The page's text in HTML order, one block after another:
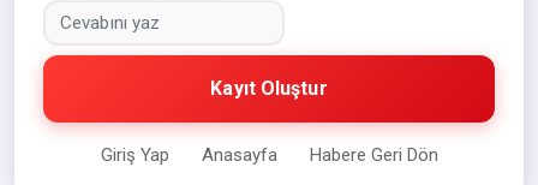
Kayıt Oluştur
Giriş Yap Anasayfa Habere Geri Dön